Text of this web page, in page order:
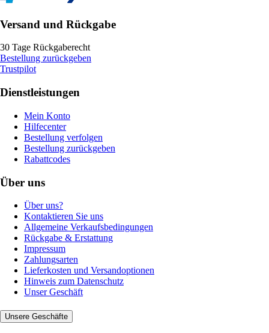
Versand und Rückgabe
30 Tage Rückgaberecht
Bestellung zurückgeben
Trustpilot
Dienstleistungen
Mein Konto
Hilfecenter
Bestellung verfolgen
Bestellung zurückgeben
Rabattcodes
Über uns
Über uns?
Kontaktieren Sie uns
Allgemeine Verkaufsbedingungen
Rückgabe & Erstattung
Impressum
Zahlungsarten
Lieferkosten und Versandoptionen
Hinweis zum Datenschutz
Unser Geschäft
Unsere Geschäfte